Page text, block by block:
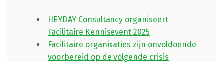
HEYDAY Consultancy organiseert
Facilitaire Kennisevent 2025
Facilitaire organisaties zijn onvoldoende
voorbereid op de volgende crisis